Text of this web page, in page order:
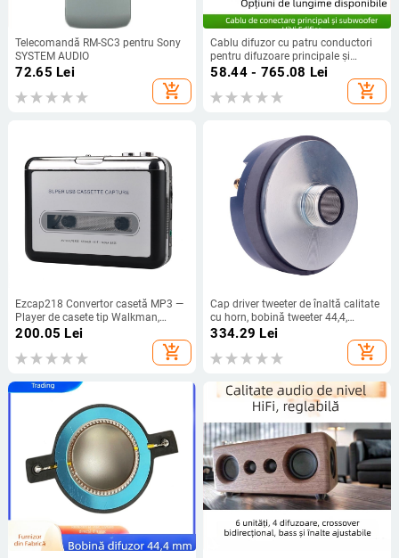
Telecomandă RM-SC3 pentru Sony
SYSTEM AUDIO
72.65 Lei
add_shopping_cart
Cablu difuzor cu patru conductori
pentru difuzoare principale și
auxiliare, compatibil cu HiVi D1010
seria, R1700BT și Edifier R1600TIII
58.44 - 765.08 Lei
add_shopping_cart
Ezcap218 Convertor casetă MP3 —
Player de casete tip Walkman,
carcasă din plastic cu mecanism
metalic, 258 g, procesare OEM și
personalizare
200.05 Lei
add_shopping_cart
Cap driver tweeter de înaltă calitate
cu horn, bobină tweeter 44,4,
difuzor profesionist pentru scenă
334.29 Lei
add_shopping_cart